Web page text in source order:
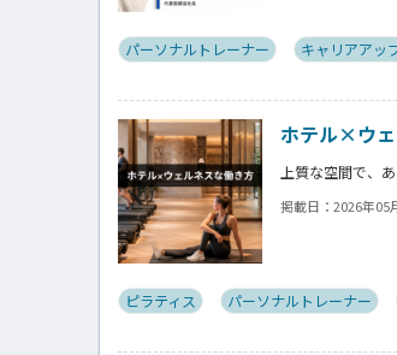
パーソナルトレーナー キャリアアッ
ホテル×ウ
上質な空間で、
掲載日： 2026年05
ピラティス パーソナルトレーナー